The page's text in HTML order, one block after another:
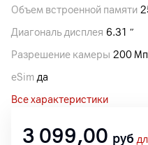
Объем встроенной памяти
Диагональ дисплея 6.31 ″
Разрешение камеры 200 Мп
eSim да
Все характеристики
3 099,00 руб